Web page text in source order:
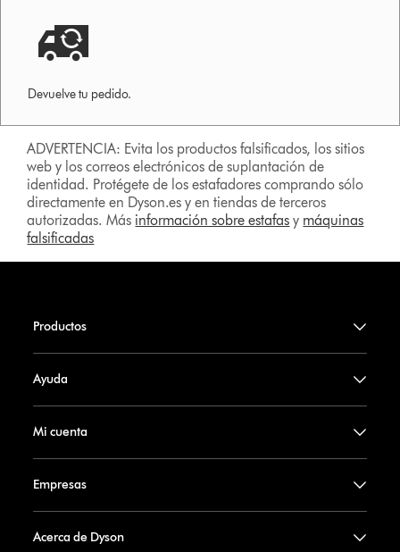
Devuelve tu pedido.
ADVERTENCIA: Evita los productos falsificados, los sitios
web y los correos electrónicos de suplantación de
identidad. Protégete de los estafadores comprando sólo
directamente en Dyson.es y en tiendas de terceros
autorizadas. Más información sobre estafas y máquinas
falsificadas
Productos
Ayuda
Mi cuenta
Empresas
Acerca de Dyson